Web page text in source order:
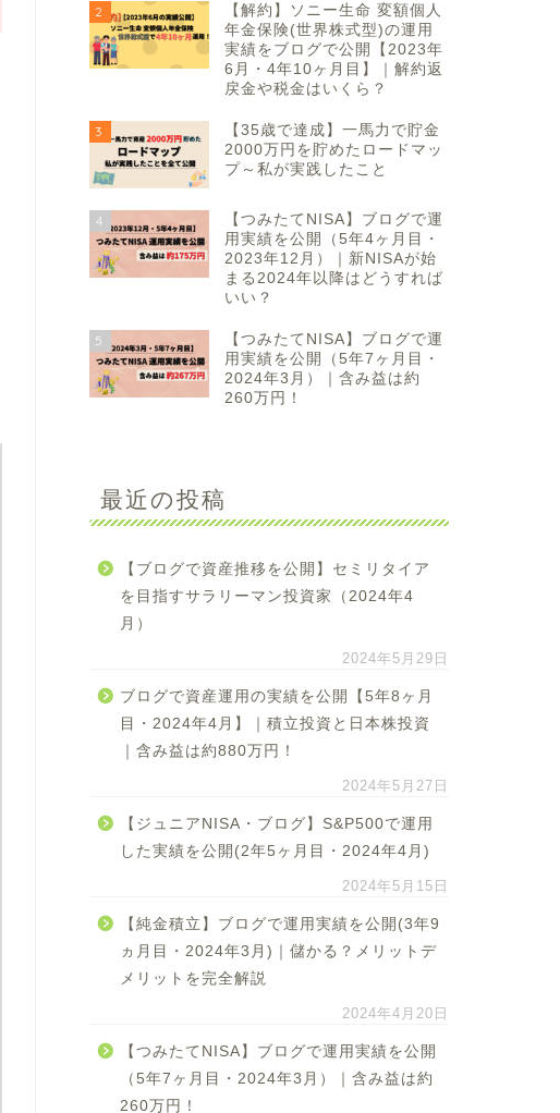
2
【解約】ソニー生命 変額個人
年金保険(世界株式型)の運用
実績をブログで公開【2023年
6月・4年10ヶ月目】｜解約返
戻金や税金はいくら？
3
【35歳で達成】一馬力で貯金
2000万円を貯めたロードマッ
プ～私が実践したこと
4
【つみたてNISA】ブログで運
用実績を公開（5年4ヶ月目・
2023年12月）｜新NISAが始
まる2024年以降はどうすれば
いい？
5
【つみたてNISA】ブログで運
用実績を公開（5年7ヶ月目・
2024年3月）｜含み益は約
260万円！
最近の投稿
【ブログで資産推移を公開】セミリタイア
を目指すサラリーマン投資家（2024年4
月）
2024年5月29日
ブログで資産運用の実績を公開【5年8ヶ月
目・2024年4月】｜積立投資と日本株投資
｜含み益は約880万円！
2024年5月27日
【ジュニアNISA・ブログ】S&P500で運用
した実績を公開(2年5ヶ月目・2024年4月)
2024年5月15日
【純金積立】ブログで運用実績を公開(3年9
ヵ月目・2024年3月)｜儲かる？メリットデ
メリットを完全解説
2024年4月20日
【つみたてNISA】ブログで運用実績を公開
（5年7ヶ月目・2024年3月）｜含み益は約
260万円！